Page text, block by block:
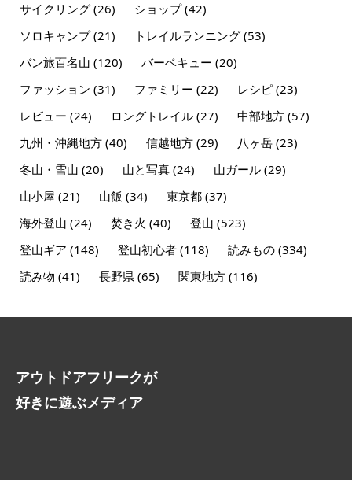
サイクリング(26) ショップ(42)
ソロキャンプ(21) トレイルランニング(53)
バン旅百名山 (120) バーベキュー (20)
ファッション (31) ファミリー (22) レシピ(23)
レビュー (24) ロングトレイル(27) 中部地方(57)
九州・沖縄地方(40) 信越地方(29) 八ヶ岳(23)
冬山・雪山 (20) 山と写真(24) 山ガール(29)
山小屋 (21) 山飯 (34) 東京都(37)
海外登山 (24) 焚き火 (40) 登山 (523)
登山ギア (148) 登山初心者(118) 読みもの(334)
読み物 (41) 長野県(65) 関東地方(116)
アウトドアフリークが
好きに遊ぶメディア